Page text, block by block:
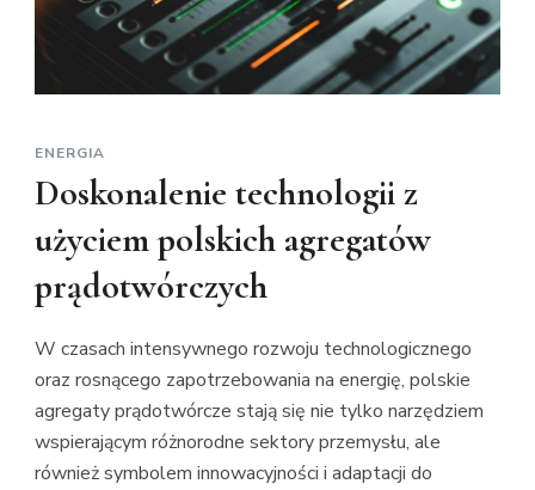
ENERGIA
Doskonalenie technologii z
użyciem polskich agregatów
prądotwórczych
W czasach intensywnego rozwoju technologicznego
oraz rosnącego zapotrzebowania na energię, polskie
agregaty prądotwórcze stają się nie tylko narzędziem
wspierającym różnorodne sektory przemysłu, ale
również symbolem innowacyjności i adaptacji do